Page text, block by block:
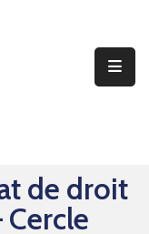
de droit